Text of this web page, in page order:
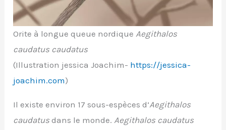
Orite à longue queue nordiqueAegithalos
caudatus caudatus
(Illustration jessica Joachim- https://jessica-
joachim.com)
Il existe environ 17 sous-espèces d’Aegithalos
caudatus dans le monde.Aegithalos caudatus